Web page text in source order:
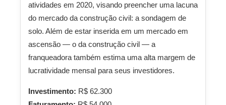
atividades em 2020, visando preencher uma lacuna
do mercado da construção civil: a sondagem de
solo. Além de estar inserida em um mercado em
ascensão — o da construção civil — a
franqueadora também estima uma alta margem de
lucratividade mensal para seus investidores.
Investimento: R$ 62.300